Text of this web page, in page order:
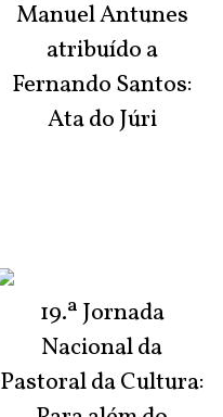
Manuel Antunes
atribuído a
Fernando Santos:
Ata do Júri
19.ª Jornada
Nacional da
Pastoral da Cultura: